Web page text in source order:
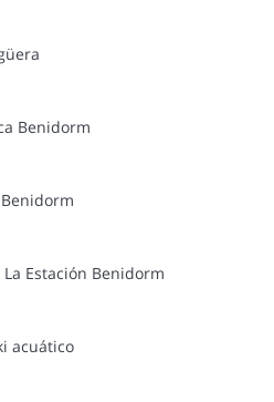
Benidorm
Estación Benidorm
acuático